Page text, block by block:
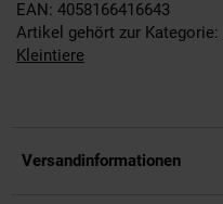
EAN: 4058166416643
Artikel gehört zur Kategorie:
Kleintiere
Versandinformationen